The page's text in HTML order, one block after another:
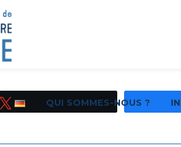
QUI SOMMES-NOUS ?
Tweetez